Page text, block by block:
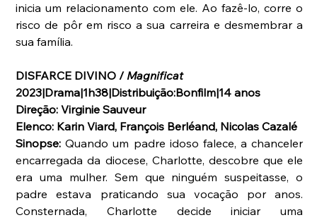
inicia um relacionamento com ele. Ao fazê-lo, corre o
risco de pôr em risco a sua carreira e desmembrar a
sua família.
DISFARCE DIVINO / Magnificat
2023|Drama|1h38|Distribuição:Bonfilm|14 anos
Direção: Virginie Sauveur
Elenco: Karin Viard, François Berléand, Nicolas Cazalé
Sinopse: Quando um padre idoso falece, a chanceler
encarregada da diocese, Charlotte, descobre que ele
era uma mulher. Sem que ninguém suspeitasse, o
padre estava praticando sua vocação por anos.
Consternada, Charlotte decide iniciar uma